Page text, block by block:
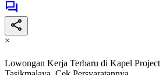
×
Lowongan Kerja Terbaru di Kapel Project